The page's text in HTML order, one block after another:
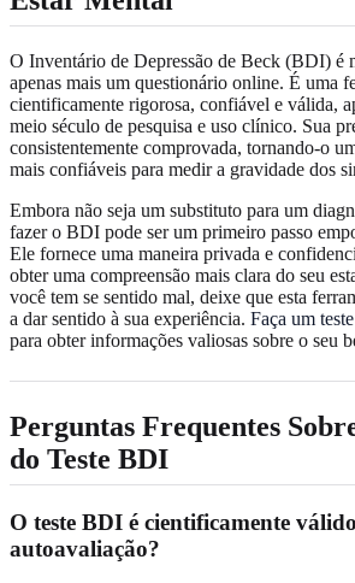
O Inventário de Depressão de Beck (BDI) é
apenas mais um questionário online. É uma
cientificamente rigorosa, confiável e válida,
meio século de pesquisa e uso clínico. Sua
consistentemente comprovada, tornando-o
mais confiáveis para medir a gravidade dos
Embora não seja um substituto para um
fazer o BDI pode ser um primeiro passo
Ele fornece uma maneira privada e
obter uma compreensão mais clara do seu
você tem se sentido mal, deixe que esta
a dar sentido à sua experiência. Faça um
para obter informações valiosas sobre o seu
Perguntas Frequentes
do Teste BDI
O teste BDI é cientificamente
autoavaliação?